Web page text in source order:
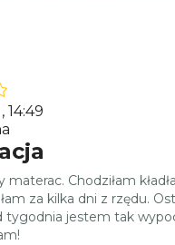
14:49
materac. Chodziłam
za kilka dni z rzędu.
tygodnia jestem tak